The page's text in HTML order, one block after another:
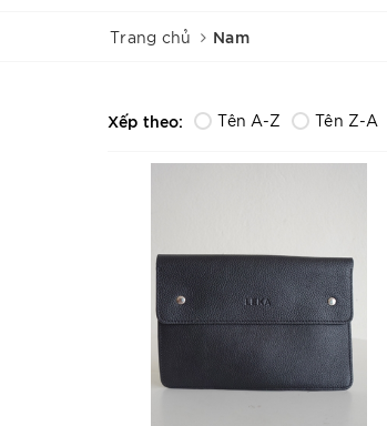
Trang chủ Nam
Xếp theo: Tên A-Z Tên Z-A